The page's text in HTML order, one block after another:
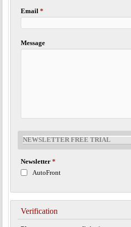
Email *
Message
NEWSLETTER FREE TRIAL
Newsletter *
AutoFront
Verification